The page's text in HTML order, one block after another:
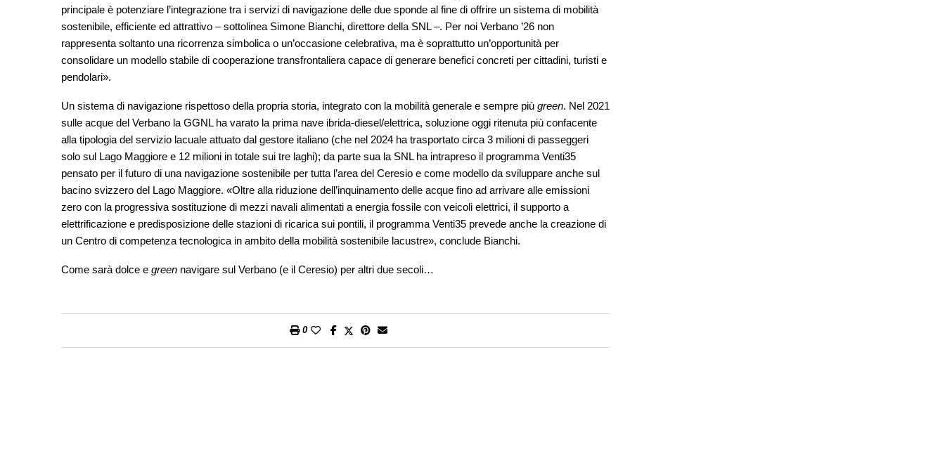
principale è potenziare l’integrazione tra i servizi di navigazione delle due sponde al fine di offrire un sistema di mobilità
sostenibile, efficiente ed attrattivo – sottolinea Simone Bianchi, direttore della SNL –. Per noi Verbano ’26 non
rappresenta soltanto una ricorrenza simbolica o un’occasione celebrativa, ma è soprattutto un’opportunità per
consolidare un modello stabile di cooperazione transfrontaliera capace di generare benefici concreti per cittadini, turisti e
pendolari».
Un sistema di navigazione rispettoso della propria storia, integrato con la mobilità generale e sempre più green. Nel 2021
sulle acque del Verbano la GGNL ha varato la prima nave ibrida-diesel/elettrica, soluzione oggi ritenuta più confacente
alla tipologia del servizio lacuale attuato dal gestore italiano (che nel 2024 ha trasportato circa 3 milioni di passeggeri
solo sul Lago Maggiore e 12 milioni in totale sui tre laghi); da parte sua la SNL ha intrapreso il programma Venti35
pensato per il futuro di una navigazione sostenibile per tutta l’area del Ceresio e come modello da sviluppare anche sul
bacino svizzero del Lago Maggiore. «Oltre alla riduzione dell’inquinamento delle acque fino ad arrivare alle emissioni
zero con la progressiva sostituzione di mezzi navali alimentati a energia fossile con veicoli elettrici, il supporto a
elettrificazione e predisposizione delle stazioni di ricarica sui pontili, il programma Venti35 prevede anche la creazione di
un Centro di competenza tecnologica in ambito della mobilità sostenibile lacustre», conclude Bianchi.
Come sarà dolce e green navigare sul Verbano (e il Ceresio) per altri due secoli…
0